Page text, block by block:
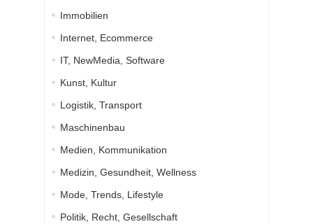
Immobilien
Internet, Ecommerce
IT, NewMedia, Software
Kunst, Kultur
Logistik, Transport
Maschinenbau
Medien, Kommunikation
Medizin, Gesundheit, Wellness
Mode, Trends, Lifestyle
Politik, Recht, Gesellschaft